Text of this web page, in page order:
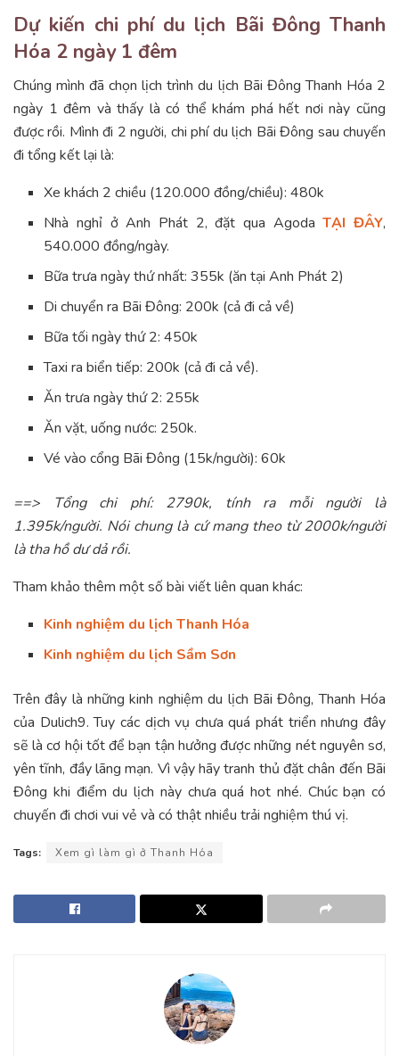
Dự kiến chi phí du lịch Bãi Đông Thanh
Hóa 2 ngày 1 đêm
Chúng mình đã chọn lịch trình du lịch Bãi Đông Thanh Hóa 2
ngày 1 đêm và thấy là có thể khám phá hết nơi này cũng
được rồi. Mình đi 2 người, chi phí du lịch Bãi Đông sau chuyến
đi tổng kết lại là:
Xe khách 2 chiều (120.000 đồng/chiều): 480k
Nhà nghỉ ở Anh Phát 2, đặt qua AgodaTẠI ĐÂY,
540.000 đồng/ngày.
Bữa trưa ngày thứ nhất: 355k (ăn tại Anh Phát 2)
Di chuyển ra Bãi Đông: 200k (cả đi cả về)
Bữa tối ngày thứ 2: 450k
Taxi ra biển tiếp: 200k (cả đi cả về).
Ăn trưa ngày thứ 2: 255k
Ăn vặt, uống nước: 250k.
Vé vào cổng Bãi Đông (15k/người): 60k
==> Tổng chi phí: 2790k, tính ra mỗi người là
1.395k/người. Nói chung là cứ mang theo từ 2000k/người
là tha hồ dư dả rồi.
Tham khảo thêm một số bài viết liên quan khác:
Kinh nghiệm du lịch Thanh Hóa
Kinh nghiệm du lịch Sầm Sơn
Trên đây là những kinh nghiệm du lịch Bãi Đông, Thanh Hóa
của Dulich9. Tuy các dịch vụ chưa quá phát triển nhưng đây
sẽ là cơ hội tốt để bạn tận hưởng được những nét nguyên sơ,
yên tĩnh, đầy lãng mạn. Vì vậy hãy tranh thủ đặt chân đến Bãi
Đông khi điểm du lịch này chưa quá hot nhé. Chúc bạn có
chuyến đi chơi vui vẻ và có thật nhiều trải nghiệm thú vị.
Tags: Xem gì làm gì ở Thanh Hóa